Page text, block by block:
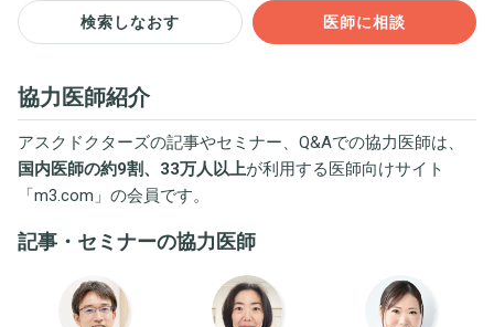
検索しなおす 医師に相談
協力医師紹介
アスクドクターズの記事やセミナー、Q&Aでの協力医師は、
国内医師の約9割、33万人以上が利用する医師向けサイト
「m3.com 」の会員です。
記事・セミナーの協力医師